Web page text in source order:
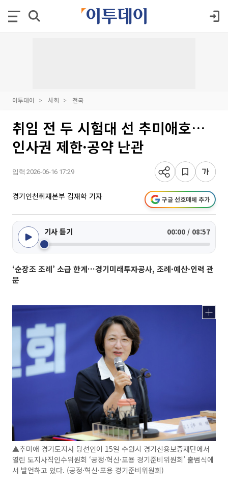
이투데이 사회 전국
취임 전 두 시험대 선 추미애호…
인사권 제한·공약 난관
입력 2026-06-16 17:29
경기인천취재본부 김재학 기자 구글 선호매체 추가
기사 듣기 00:00 / 08:57
‘순장조 조례’ 소급 한계…경기미래투자공사, 조례·예산·인력 관
문
▲추미애 경기도지사 당선인이 15일 수원시 경기신용보증재단에서
열린 도지사직인수위원회 ‘공정·혁신·포용 경기준비위원회’ 출범식에
서 발언하고 있다. (공정·혁신·포용 경기준비위원회)